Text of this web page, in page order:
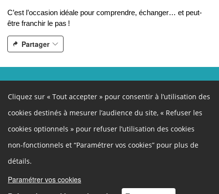
C’est l’occasion idéale pour comprendre, échanger… et peut-
être franchir le pas !
Partager
Cliquez sur « Tout accepter » pour consentir à l’utilisation des
cookies destinés à mesurer l’audience du site, « Refuser les
cookies optionnels » pour refuser l’utilisation des cookies
non-fonctionnels et “Paramétrer vos cookies” pour plus de
détails.
Paramétrer vos cookies
9 rue René et Emile Fage 19000 Tulle
Tél : 05.55.93.78.31
Courriel :participationcitoyenne@correze.fr
www.correze.fr
Autres liens
Cookies
Gestion des cookies
Politique de confidentialité
Besoin d'aide ?